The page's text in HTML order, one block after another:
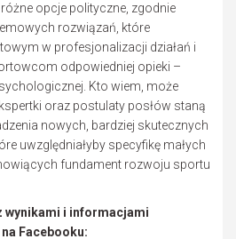
opcje polityczne, zgodnie
rozwiązań, które
w profesjonalizacji działań i
odpowiedniej opieki –
Kto wiem, może
oraz postulaty posłów staną
nowych, bardziej skutecznych
uwzględniałyby specyfikę małych
fundament rozwoju sportu
wynikami i informacjami
Facebooku: